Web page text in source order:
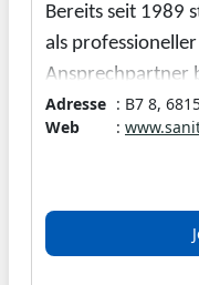
Bereits seit 1989
als
Ansprechpartner
Sanitär- und
Zuverlässigkeit
der Leitung von
erledigen wir
Adresse : B7 8,
Web
: